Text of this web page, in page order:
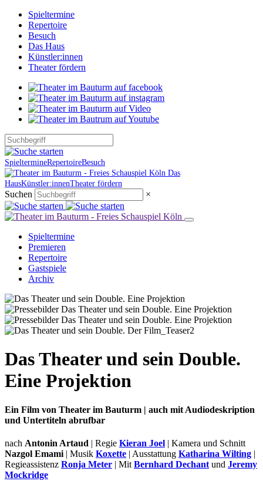
Spieltermine
Repertoire
Besuch
Das Haus
Künstler:innen
Theater fördern
SpieltermineRepertoireBesuch
Das
HausKünstler:innenTheater fördern
Suchen ×
Spieltermine
Premieren
Repertoire
Gastspiele
Archiv
Das Theater und sein Double.
Eine Projektion
Ein Film von Theater im Bauturm | auch mit Audiodeskription
und Untertiteln abrufbar
nach Antonin Artaud | Regie Kieran Joel | Kamera und Schnitt
Nazgol Emami | Musik Koxette | Ausstattung Katharina Wilting |
Regieassistenz Ronja Meter | Mit Bernhard Dechant und Jeremy
Mockridge